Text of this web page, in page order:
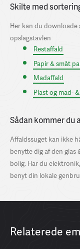
Skilte med
Her kan du
opslagstavlen
Restaffald
Papir & småt
Madaffald
Plast og mad-
Sådan kommer du
Affaldssuget kan ikke
benytte dig af den
bolig. Har du
benyt din lokale
Relaterede